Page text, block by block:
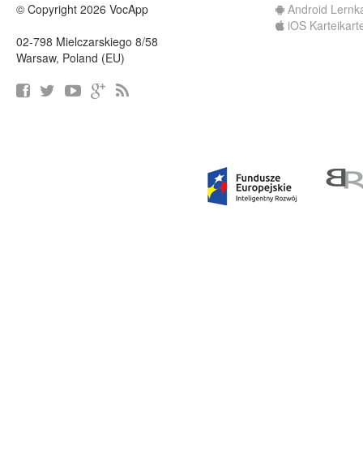
© Copyright 2026 VocApp
02-798 Mielczarskiego 8/58
Warsaw, Poland (EU)
Android
iOS